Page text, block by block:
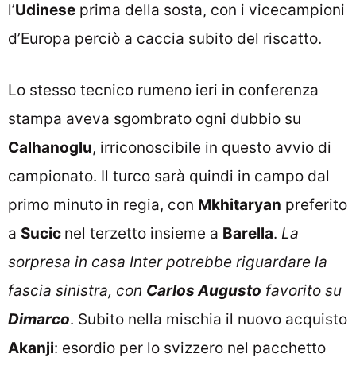
l’Udinese prima della sosta, con i vicecampioni
d’Europa perciò a caccia subito del riscatto.
Lo stesso tecnico rumeno ieri in conferenza
stampa aveva sgombrato ogni dubbio su
Calhanoglu, irriconoscibile in questo avvio di
campionato. Il turco sarà quindi in campo dal
primo minuto in regia, con Mkhitaryan preferito
a Sucic nel terzetto insieme a Barella. La
sorpresa in casa Inter potrebbe riguardare la
fascia sinistra, con Carlos Augusto favorito su
Dimarco. Subito nella mischia il nuovo acquisto
Akanji: esordio per lo svizzero nel pacchetto